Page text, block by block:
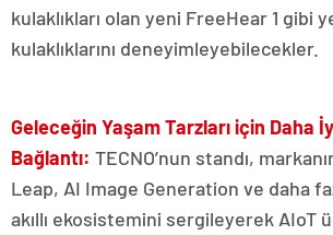
kulaklıkları olan yeni FreeHear 1 gibi
kulaklıklarını deneyimleyebilecekler.
Geleceğin Yaşam Tarzları için Daha
Bağlantı: TECNO’nun standı,
Leap, AI Image Generation ve daha
akıllı ekosistemini sergileyerek AIoT